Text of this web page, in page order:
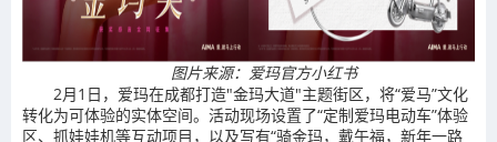
图片来源：爱玛官方小红书
2月1日，爱玛在成都打造"金玛大道"主题街区，将“爱马”文化
转化为可体验的实体空间。活动现场设置了“定制爱玛电动车”体验
区、抓娃娃机等互动项目，以及写有“骑金玛，戴午福，新年一路